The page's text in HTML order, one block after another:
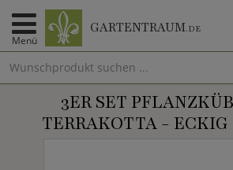
Menü
GARTENTRAUM.DE
3ER SET
TERRAKOTTA - ECKIG